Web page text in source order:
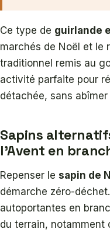
Ce type de guirlande
marchés de Noël et le
traditionnel remis au
activité parfaite pour
détachée, sans abîmer
Sapins
l’Avent en
Repenser le sapin de
démarche zéro-
autoportantes en
du terrain, notamment